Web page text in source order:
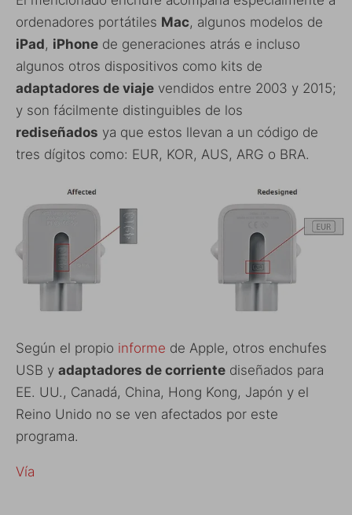
ordenadores portátiles Mac, algunos modelos de
iPad, iPhone de generaciones atrás e incluso
algunos otros dispositivos como kits de
adaptadores de viaje vendidos entre 2003 y 2015;
y son fácilmente distinguibles de los
rediseñados ya que estos llevan a un código de
tres dígitos como: EUR, KOR, AUS, ARG o BRA.
Según el propio informe de Apple, otros enchufes
USB y adaptadores de corriente diseñados para
EE. UU., Canadá, China, Hong Kong, Japón y el
Reino Unido no se ven afectados por este
programa.
Vía